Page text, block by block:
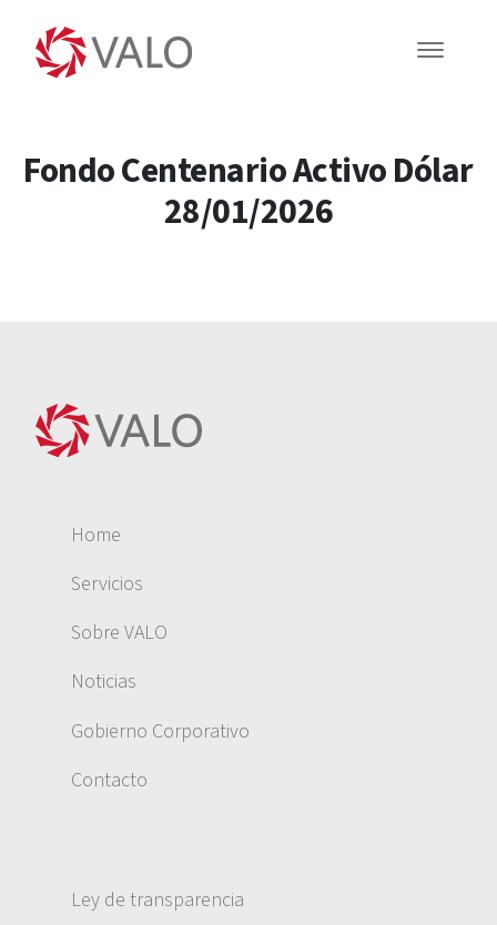
Fondo Centenario Activo Dólar
28/01/2026
Home
Servicios
Sobre VALO
Noticias
Gobierno Corporativo
Contacto
Ley de transparencia